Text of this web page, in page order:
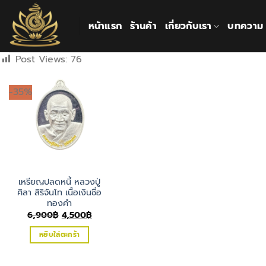
เนื้อหา
หน้าแรก ร้านค้า เกี่ยวกับเรา บทความ
Post Views: 76
-35%
เหรียญปลดหนี้ หลวงปู่
ศิลา สิริจันโท เนื้อเงินชื่อ
ทองคำ
6,900฿ Original
price
was:
6,900฿.
4,500฿Current
price
หยิบใส่ตะกร้า